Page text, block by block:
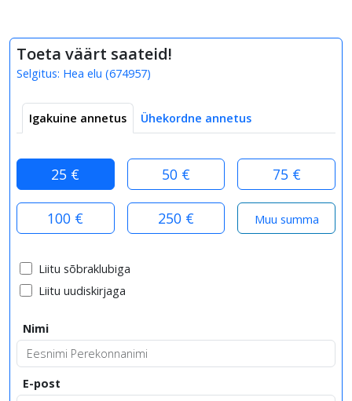
Toeta väärt saateid!
Selgitus: Hea elu (674957)
Igakuine annetus Ühekordne annetus
25 € 50 € 75 €
100 € 250 €
Liitu sõbraklubiga
Liitu uudiskirjaga
Nimi
E-post